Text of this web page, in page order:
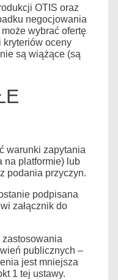
OTIS oraz
negocjowania
wybrać ofertę
kryteriów oceny
są wiążące (są
warunki zapytania
na platformie) lub
podania przyczyn.
podpisana
załącznik do
publicznych –
jest mniejsza
1 tej ustawy.